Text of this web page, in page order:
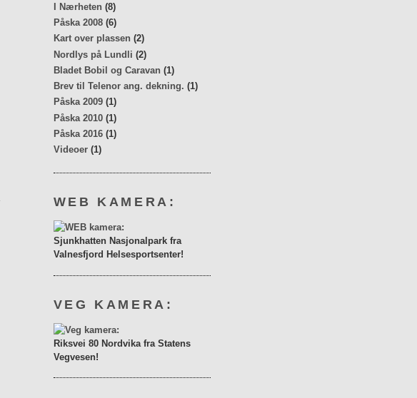
I Nærheten (8)
Påska 2008 (6)
Kart over plassen (2)
Nordlys på Lundli (2)
Bladet Bobil og Caravan (1)
Brev til Telenor ang. dekning. (1)
Påska 2009 (1)
Påska 2010 (1)
Påska 2016 (1)
Videoer (1)
WEB KAMERA:
Sjunkhatten Nasjonalpark fra
Valnesfjord Helsesportsenter!
VEG KAMERA:
Riksvei 80 Nordvika fra Statens
Vegvesen!